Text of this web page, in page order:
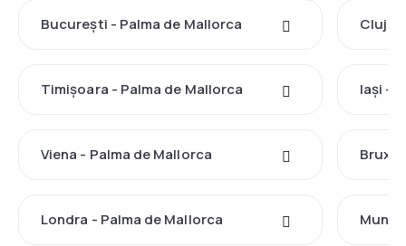
București - Palma de Mallorca Cluj-
Timișoara - Palma de Mallorca Iași -
Viena - Palma de Mallorca
Londra - Palma de Mallorca